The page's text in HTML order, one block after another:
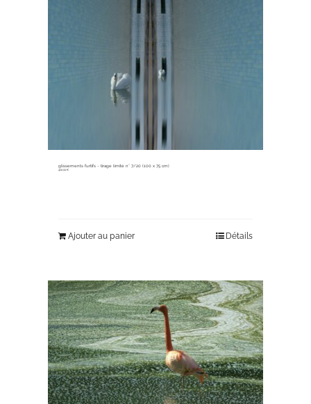
glissements furtifs ~ tirage limité n° 7/20 (100 x 75 cm)
400,00€
Ajouter au panier Détails